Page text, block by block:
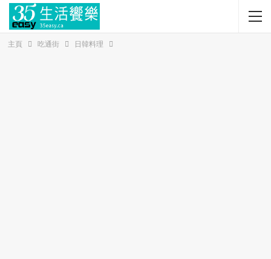
主頁 吃通街 日韓料理